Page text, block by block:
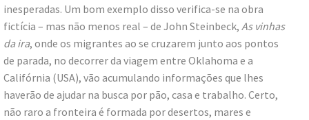
inesperadas. Um bom exemplo disso verifica-se na obra
fictícia – mas não menos real – de John Steinbeck, As vinhas
da ira, onde os migrantes ao se cruzarem junto aos pontos
de parada, no decorrer da viagem entre Oklahoma e a
Califórnia (USA), vão acumulando informações que lhes
haverão de ajudar na busca por pão, casa e trabalho. Certo,
não raro a fronteira é formada por desertos, mares e